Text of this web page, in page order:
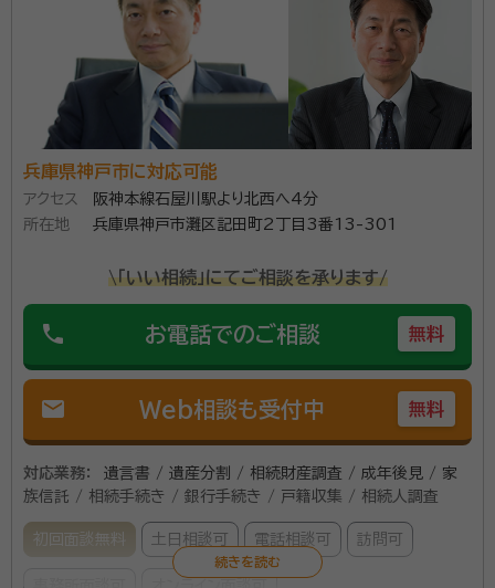
兵庫県神戸市に対応可能
アクセス
阪神本線石屋川駅より北西へ4分
所在地
兵庫県神戸市灘区記田町2丁目3番13-301
\「いい相続」にてご相談を承ります/
phone お電話でのご相談 無料
mail Web相談も受付中 無料
対応業務：
遺言書 / 遺産分割 / 相続財産調査 / 成年後見 / 家
族信託 / 相続手続き / 銀行手続き / 戸籍収集 / 相続人調査
初回面談無料 土日相談可 電話相談可 訪問可